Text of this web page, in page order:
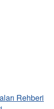
Rehberi